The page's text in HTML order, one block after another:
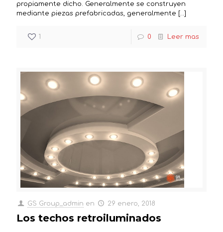
propiamente dicho. Generalmente se construyen
mediante piezas prefabricadas, generalmente […]
1 0 Leer mas
GS Group_admin en 29 enero, 2018
Los techos retroiluminados